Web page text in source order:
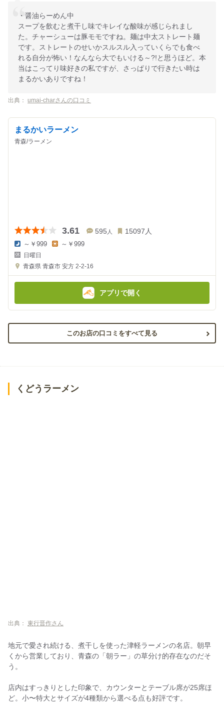
・醤油らーめん中
スープを飲むと煮干し味でキレイな酸味が感じられまし
た。チャーシューは豚モモですね。麺は中太ストレート麺
です。ストレートのせいかスルスル入っていくらでも食べ
れる自分が怖い！なんなら大でもいける～?!と思うほど。本
当はこってり味好きの私ですが、さっぱりで行きたい時は
まるかいありですね！
出典： umai-charさんの口コミ
まるかいラーメン
青森/ラーメン
3.61 595 人 15097人
夜
の
金
～￥999
金
額
～￥999
日曜日
青森県 青森市 安方 2-2-16
アプリで開く
このお店の口コミをすべて見る
くどうラーメン
出典： 東行晋作さん
地元で愛され続ける、煮干しを使った津軽ラーメンの名店。朝早
くから営業しており、青森の「朝ラー」の草分け的存在なのだそ
う。
店内はすっきりとした印象で、カウンターとテーブル席が25席ほ
ど。小〜特大とサイズが4種類から選べる点も好評です。